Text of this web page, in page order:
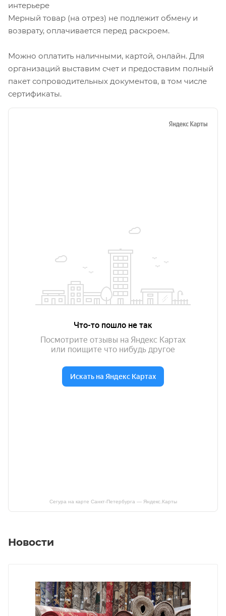
интерьере
Мерный товар (на отрез) не подлежит обмену и
возврату, оплачивается перед раскроем.
Можно оплатить наличными, картой, онлайн. Для
организаций выставим счет и предоставим полный
пакет сопроводительных документов, в том числе
сертификаты.
Сегура на карте Санкт‑Петербурга — Яндекс.Карты
Новости